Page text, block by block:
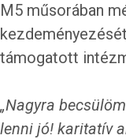
M5 műsorában
támogatott
„Nagyra
lenni jó! karitatív